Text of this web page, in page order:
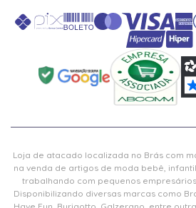
Loja de atacado localizada no Brás com
na venda de artigos de moda bebê,
trabalhando com pequenos
Disponibilizando diversas marcas como